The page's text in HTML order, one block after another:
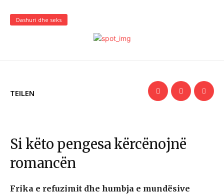
Dashuri dhe seks
TEILEN
Si këto pengesa kërcënojnë
romancën
Frika e refuzimit dhe humbja e mundësive